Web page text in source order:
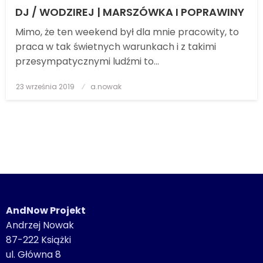
DJ / WODZIREJ | MARSZÓWKA I POPRAWINY
Mimo, że ten weekend był dla mnie pracowity, to
praca w tak świetnych warunkach i z takimi
przesympatycznymi ludźmi to…
Posted
23 września 2019 a.nowak
AndNow Projekt
Andrzej Nowak
87-222 Książki
ul. Główna 8